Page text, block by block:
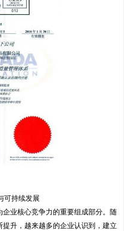
可持续发展
业核心竞争力的重要组成部分。随
升，越来越多的企业认识到，建立